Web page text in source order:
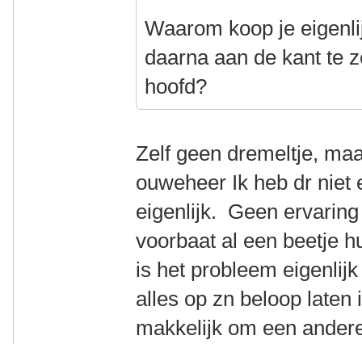
Waarom koop je
daarna aan de kant te
hoofd?
Zelf geen dremeltje,
ouweheer Ik heb dr niet
eigenlijk. Geen
voorbaat al een beetje
is het probleem
alles op zn beloop laten
makkelijk om een